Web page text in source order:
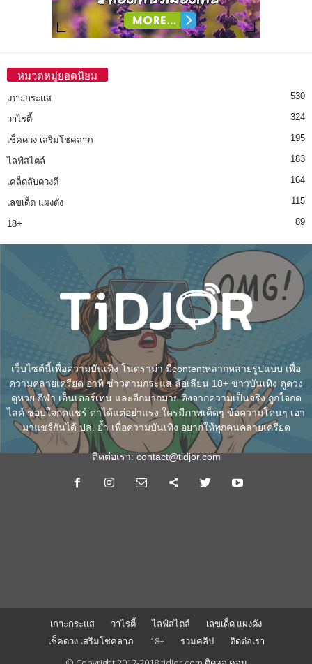
หมวดหมู่ยอดนิยม
เกาะกระแส 530
วาไรตี้ 324
เช็คดวง เสริมโชคลาภ 195
ไลฟ์สไตล์ 183
เคล็ดลับดวงดี 164
เลขเด็ด แผงดัง 115
18+ 89
เว็บไซต์นี้เพื่อความบันเทิง โนดราม่า มีcontentหลากหลายรูปแบบ เพื่อ
ความคลายเครียด อาทิ ข่าวตามกระแส ล้อเลียน 18+ ข่าวบันเทิง ดูดวง
ดูหวย กีฬา เอ็นเตอร์เทน และอีกมากมาย อิงจากความเป็นจริง ถูกใจกด
ไลค์ ชอบใจกดแชร์ ด่าได้แต่อย่าแรง ใครมีภาพเด็ดๆ ข้อความโดนๆ เอา
มาแชร์กันได้ ปล. ย้ำ เพื่อความบันเทิง อยากให้ทุกคนคลายเครียด
ติดต่อเรา: contact@tidjor.com
เกาะกระแส วาไรตี้ ไลฟ์สไตล์
เลขเด็ด แผงดัง
เช็คดวง เสริมโชคลาภ
18+ รวมคลิป
ติดต่อเรา